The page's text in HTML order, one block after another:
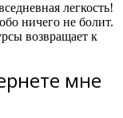
легкость!
ничего не болит.
возвращает к
мне